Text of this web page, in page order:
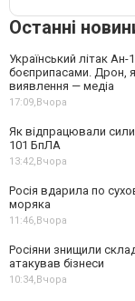
Останні
Український літак
боєприпасами. Дрон,
виявлення — медіа
17:09,Вчора
Як відпрацювали
101 БпЛА
13:42,Вчора
Росія вдарила по
моряка
11:46,Вчора
Росіяни знищили
атакував бізнеси
10:34,Вчора